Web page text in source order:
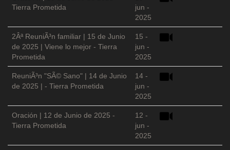
Tierra Prometida
jun -
2025
2Âª ReuniÃ³n familiar | 15 de Junio
de 2025 | Viene lo mejor - Tierra
Prometida
15 -
jun -
2025
ReuniÃ³n "SÃ© Sano" | 14 de Junio
de 2025 | - Tierra Prometida
14 -
jun -
2025
Oración | 12 de Junio de 2025 -
Tierra Prometida
12 -
jun -
2025